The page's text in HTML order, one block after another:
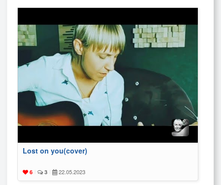
Lost on you(cover)
6 3 22.05.2023